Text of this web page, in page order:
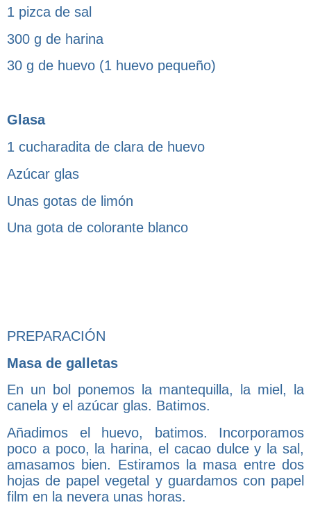
1 pizca de sal
300 g de harina
30 g de huevo (1 huevo pequeño)
Glasa
1 cucharadita de clara de huevo
Azúcar glas
Unas gotas de limón
Una gota de colorante blanco
PREPARACIÓN
Masa de galletas
En un bol ponemos la mantequilla, la miel, la
canela y el azúcar glas. Batimos.
Añadimos el huevo, batimos. Incorporamos
poco a poco, la harina, el cacao dulce y la sal,
amasamos bien. Estiramos la masa entre dos
hojas de papel vegetal y guardamos con papel
film en la nevera unas horas.